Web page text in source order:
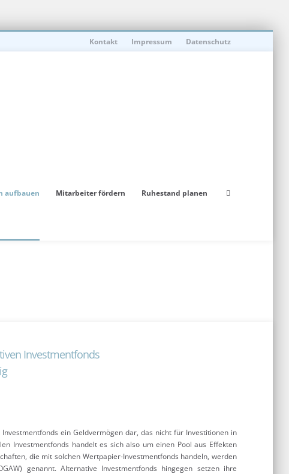
Kontakt Impressum Datenschutz
aufbauen Mitarbeiter fördern Ruhestand planen
Investmentfonds
ein Geldvermögen dar, das nicht für Investitionen in
Investmentfonds handelt es sich also um einen Pool aus Effekten
die mit solchen Wertpapier-Investmentfonds handeln, werden
genannt. Alternative Investmentfonds hingegen setzen ihre